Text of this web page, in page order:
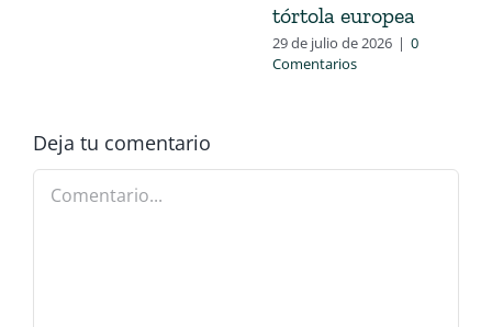
tórtola europea
29 de julio de 2026 | 0
Comentarios
Deja tu comentario
Comentario